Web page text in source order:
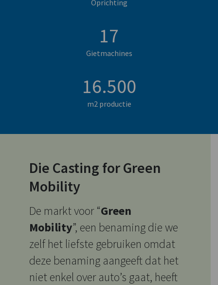
Oprichting
17
Gietmachines
16.500
m2 productie
Die Casting for Green
Mobility
De markt voor “Green
Mobility”, een benaming die we
zelf het liefste gebruiken omdat
deze benaming aangeeft dat het
niet enkel over auto’s gaat, heeft